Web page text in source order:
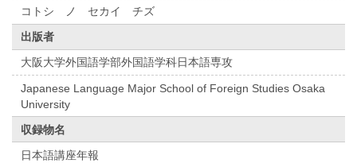
コトシ ノ セカイ チズ
出版者
大阪大学外国語学部外国語学科日本語専攻
Japanese Language Major School of Foreign Studies Osaka
University
収録物名
日本語講座年報